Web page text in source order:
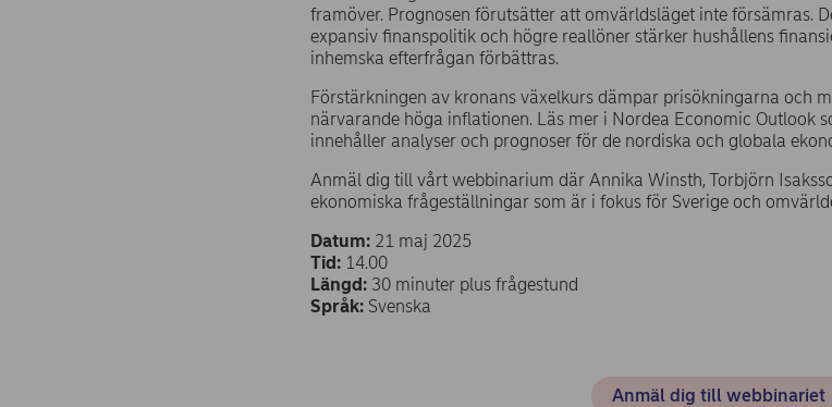
framöver. Prognosen förutsätter att omvärldsläget inte försämras.
expansiv finanspolitik och högre reallöner stärker hushållens
inhemska efterfrågan förbättras.
Förstärkningen av kronans växelkurs dämpar prisökningarna och
närvarande höga inflationen. Läs mer i Nordea Economic Outlook
innehåller analyser och prognoser för de nordiska och globala
Anmäl dig till vårt webbinarium där Annika Winsth, Torbjörn
ekonomiska frågeställningar som är i fokus för Sverige och
Datum:21 maj 2025
Tid:14.00
Längd:30 minuter plus frågestund
Språk:Svenska
Anmäl dig till webbinariet